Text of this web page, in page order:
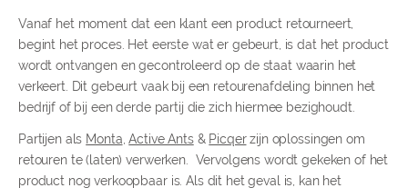
Vanaf het moment dat een klant een product retourneert,
begint het proces. Het eerste wat er gebeurt, is dat het product
wordt ontvangen en gecontroleerd op de staat waarin het
verkeert. Dit gebeurt vaak bij een retourenafdeling binnen het
bedrijf of bij een derde partij die zich hiermee bezighoudt.
Partijen als Monta ,Active Ants& Picqerzijn oplossingen om
retouren te (laten) verwerken. Vervolgens wordt gekeken of het
product nog verkoopbaar is. Als dit het geval is, kan het